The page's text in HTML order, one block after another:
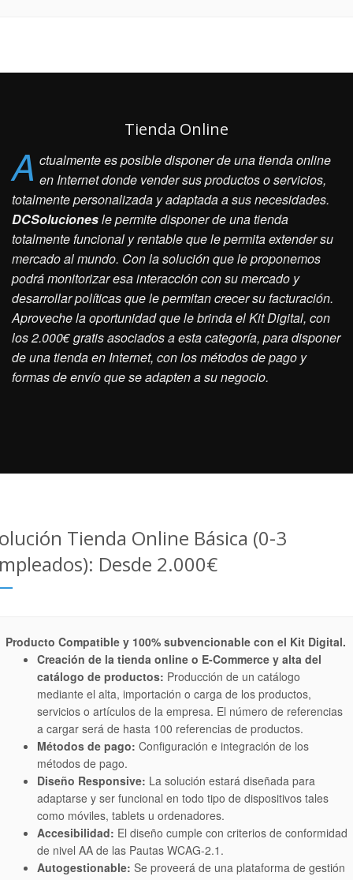
Tienda Online
A ctualmente es posible disponer de una tienda online
en Internet donde vender sus productos o servicios,
totalmente personalizada y adaptada a sus necesidades.
DCSolucionesle permite disponer de una tienda
totalmente funcional y rentable que le permita extender su
mercado al mundo. Con la solución que le proponemos
podrá monitorizar esa interacción con su mercado y
desarrollar políticas que le permitan crecer su facturación.
Aproveche la oportunidad que le brinda el Kit Digital, con
los 2.000€ gratis asociados a esta categoría, para disponer
de una tienda en Internet, con los métodos de pago y
formas de envío que se adapten a su negocio.
Tienda Online Básica (0-3
Desde 2.000€
Producto Compatible y 100% subvencionable con el Kit Digital.
Creación de la tienda online o E-Commerce y alta del
catálogo de productos: Producción de un catálogo
mediante el alta, importación o carga de los productos,
servicios o artículos de la empresa. El número de referencias
a cargar será de hasta 100 referencias de productos.
Métodos de pago: Configuración e integración de los
métodos de pago.
Diseño Responsive: La solución estará diseñada para
adaptarse y ser funcional en todo tipo de dispositivos tales
como móviles, tablets u ordenadores.
Accesibilidad: El diseño cumple con criterios de conformidad
de nivel AA de las Pautas WCAG-2.1.
Autogestionable: Se proveerá de una plataforma de gestión